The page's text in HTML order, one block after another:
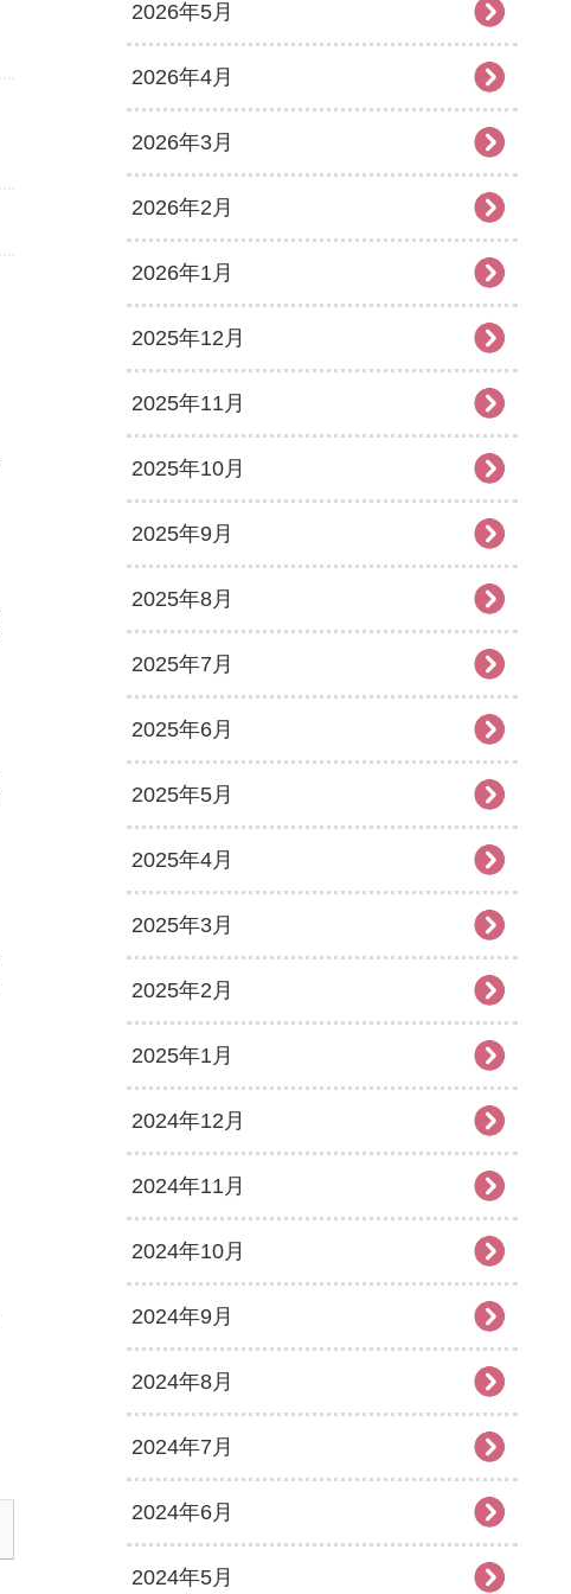
2026年5月
2026年4月
2026年3月
2026年2月
2026年1月
2025年12月
2025年11月
2025年10月
2025年9月
2025年8月
2025年7月
2025年6月
2025年5月
2025年4月
2025年3月
2025年2月
2025年1月
2024年12月
2024年11月
2024年10月
2024年9月
2024年8月
2024年7月
2024年6月
2024年5月